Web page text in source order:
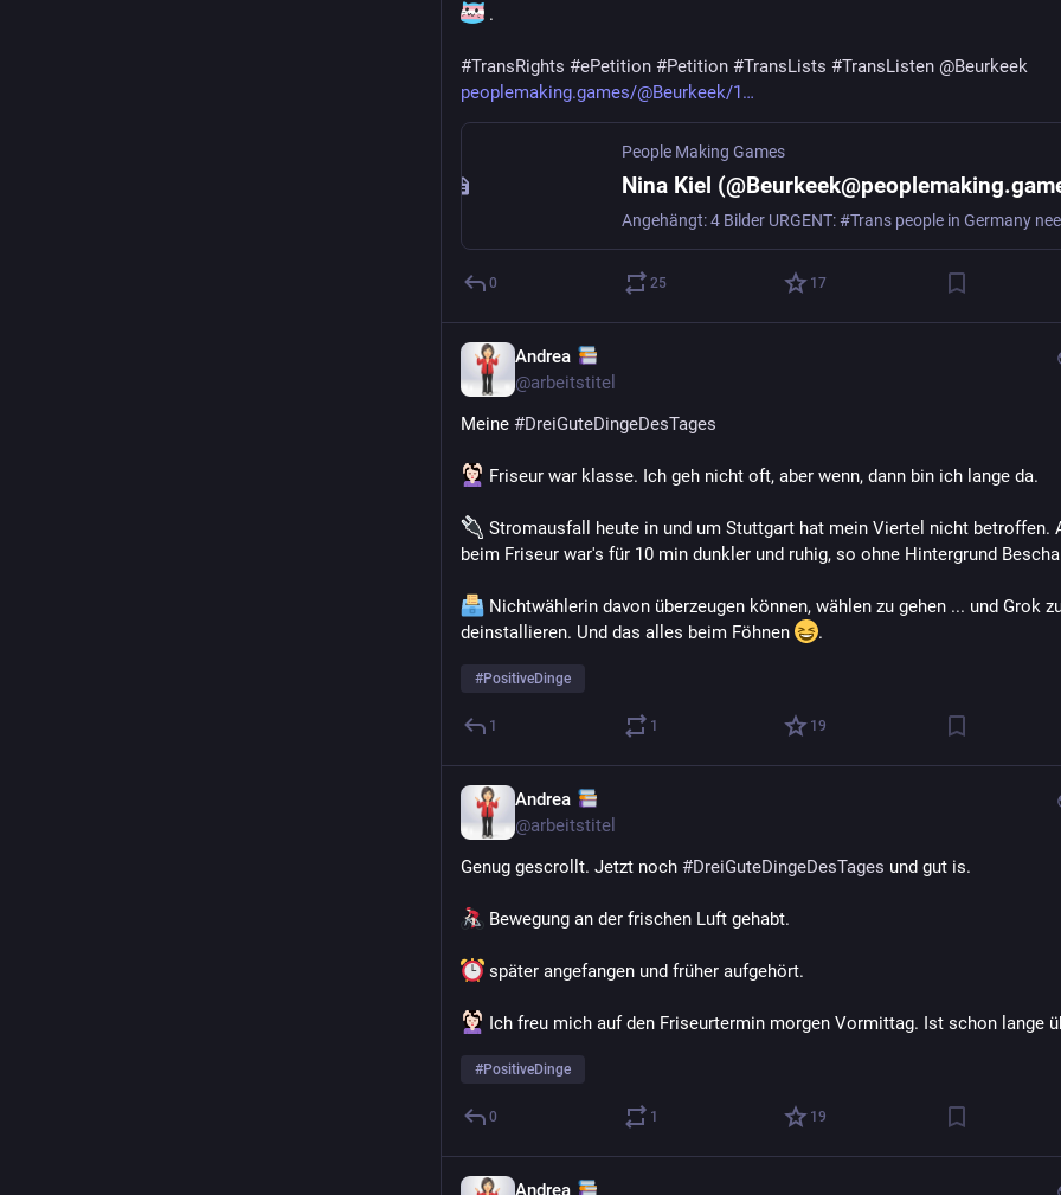
.
#TransRights #ePetition #Petition #TransLists #TransListen @Beurkeek
peoplemaking.games/@Beurkeek/1
People Making Games
Nina Kiel
0 25 17
Andrea
@arbeitstitel
Meine #DreiGuteDingeDesTages
Friseur war klasse. Ich geh nicht oft, aber wenn, dann bin ich lange da.
Stromausfall heute in und um Stuttgart hat mein Viertel nicht betroffen.
beim Friseur war's für 10 min dunkler und ruhig, so ohne Hintergrund
Nichtwählerin davon überzeugen können, wählen zu gehen ... und Grok
deinstallieren. Und das alles beim Föhnen
.
#PositiveDinge
1 1 19
Andrea
@arbeitstitel
Genug gescrollt. Jetzt noch #DreiGuteDingeDesTages und gut is.
Bewegung an der frischen Luft gehabt.
später angefangen und früher aufgehört.
Ich freu mich auf den Friseurtermin morgen Vormittag. Ist schon lange
#PositiveDinge
0 1 19
Andrea